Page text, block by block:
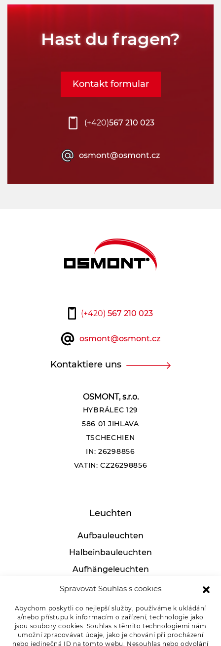
Spravovat Souhlas s cookies
Abychom poskytli co nejlepší služby, používáme k ukládání
a/nebo přístupu k informacím o zařízení, technologie jako
jsou soubory cookies. Souhlas s těmito technologiemi nám
umožní zpracovávat údaje, jako je chování při procházení
nebo jedinečná ID na tomto webu. Nesouhlas nebo odvolání
Hast du fragen?
(+420)567 210 023
osmont@osmont.cz
Kontakt formular
OSMONT, s.r.o.
HYBRÁLEC 129
586 01 JIHLAVA
TSCHECHIEN
IN: 26298856
VATIN: CZ26298856
Leuchten
Aufbauleuchten
Halbeinbauleuchten
Aufhängeleuchten
Für Kunden
(+420) 567 210 023
osmont@osmont.cz
Kontaktiere uns